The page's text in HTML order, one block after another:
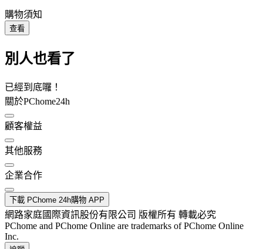
購物須知
查看
別人也看了
已經到底囉！
關於PChome24h
顧客權益
其他服務
企業合作
下載 PChome 24h購物 APP
網路家庭國際資訊股份有限公司 版權所有 轉載必究
PChome and PChome Online are trademarks of PChome Online
Inc.